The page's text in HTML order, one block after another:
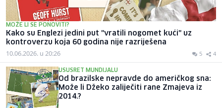
MOŽE LI SE PONOVITI?
Kako su Englezi jedini put "vratili nogomet kući" uz
kontroverzu koja 60 godina nije razriješena
10.06.2026. u 20:26 5 4
USUSRET MUNDIJALU
Od brazilske nepravde do američkog sna:
Može li Džeko zaliječiti rane Zmajeva iz
2014.?